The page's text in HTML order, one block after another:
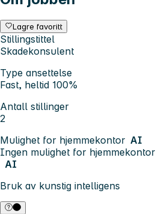
Lagre favoritt
Stillingstittel
Skadekonsulent
Type ansettelse
Fast, heltid 100%
Antall stillinger
2
Mulighet for hjemmekontor AI
Ingen mulighet for hjemmekontor
AI
Bruk av kunstig intelligens